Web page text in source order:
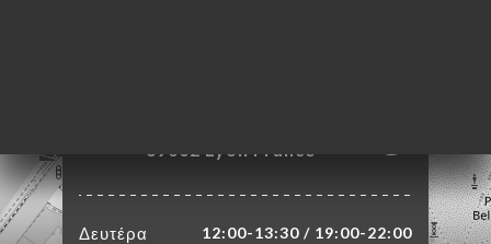
69002 Lyon France
Δευτέρα 12:00-13:30 / 19:00-22:00